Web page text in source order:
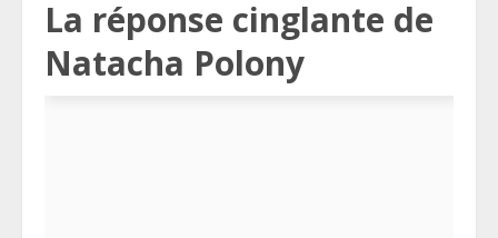
La réponse cinglante de
Natacha Polony